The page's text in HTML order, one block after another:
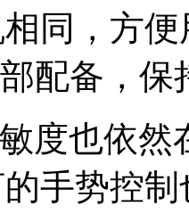
同，方
配备，
度也依
手势控